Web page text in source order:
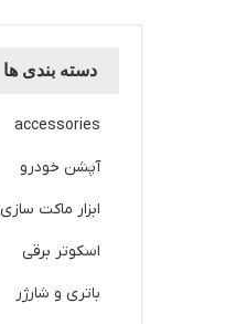
دسته بندی ها
accessories
آپشن خودرو
ابزار ماکت سازی
اسکوتر برقی
باتری و شارژر